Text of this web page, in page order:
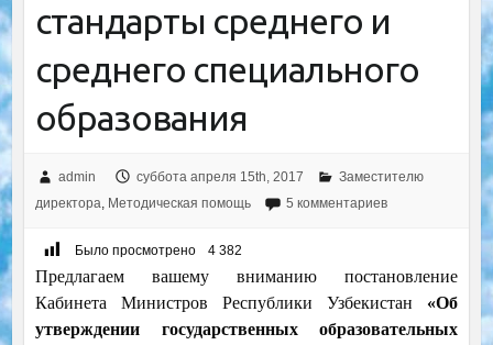
стандарты среднего и
среднего специального
образования
admin суббота апреля 15th, 2017
Заместителю
директора, Методическая помощь 5 комментариев
Было просмотрено 4 382
Предлагаем вашему вниманию постановление
Кабинета Министров Республики Узбекистан «Об
утверждении государственных образовательных